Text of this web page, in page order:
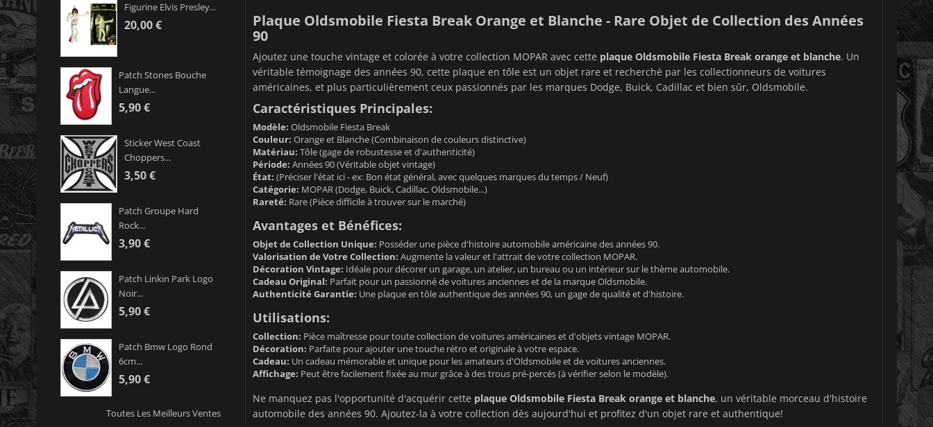
Figurine Elvis Presley...
20,00 €
Patch Stones Bouche
Langue...
5,90 €
Sticker West Coast
Choppers...
3,50 €
Patch Groupe Hard
Rock...
3,90 €
Patch Linkin Park Logo
Noir...
5,90 €
Patch Bmw Logo Rond
6cm...
5,90 €
Toutes Les Meilleurs Ventes
Plaque Oldsmobile Fiesta Break Orange et Blanche - Rare Objet de Collection des Années
90
Ajoutez une touche vintage et colorée à votre collection MOPAR avec cette plaque Oldsmobile Fiesta Break orange et blanche. Un
véritable témoignage des années 90, cette plaque en tôle est un objet rare et recherché par les collectionneurs de voitures
américaines, et plus particulièrement ceux passionnés par les marques Dodge, Buick, Cadillac et bien sûr, Oldsmobile.
Caractéristiques Principales:
Modèle: Oldsmobile Fiesta Break
Couleur: Orange et Blanche (Combinaison de couleurs distinctive)
Matériau: Tôle (gage de robustesse et d'authenticité)
Période: Années 90 (Véritable objet vintage)
État: (Préciser l'état ici - ex: Bon état général, avec quelques marques du temps / Neuf)
Catégorie: MOPAR (Dodge, Buick, Cadillac, Oldsmobile...)
Rareté: Rare (Pièce difficile à trouver sur le marché)
Avantages et Bénéfices:
Objet de Collection Unique: Posséder une pièce d'histoire automobile américaine des années 90.
Valorisation de Votre Collection: Augmente la valeur et l'attrait de votre collection MOPAR.
Décoration Vintage: Idéale pour décorer un garage, un atelier, un bureau ou un intérieur sur le thème automobile.
Cadeau Original: Parfait pour un passionné de voitures anciennes et de la marque Oldsmobile.
Authenticité Garantie: Une plaque en tôle authentique des années 90, un gage de qualité et d'histoire.
Utilisations:
Collection: Pièce maîtresse pour toute collection de voitures américaines et d'objets vintage MOPAR.
Décoration: Parfaite pour ajouter une touche rétro et originale à votre espace.
Cadeau: Un cadeau mémorable et unique pour les amateurs d'Oldsmobile et de voitures anciennes.
Affichage: Peut être facilement fixée au mur grâce à des trous pré-percés (à vérifier selon le modèle).
Ne manquez pas l'opportunité d'acquérir cette plaque Oldsmobile Fiesta Break orange et blanche, un véritable morceau d'histoire
automobile des années 90. Ajoutez-la à votre collection dès aujourd'hui et profitez d'un objet rare et authentique!